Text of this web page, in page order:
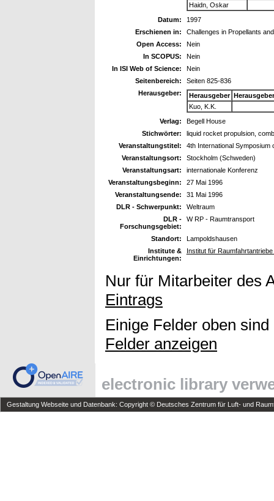
Haidn, Oskar
Datum:
1997
Erschienen in:
Challenges in Propellants
Open Access:
Nein
In SCOPUS:
Nein
In ISI Web of Science:
Nein
Seitenbereich:
Seiten 825-836
Herausgeber:
Herausgeber
Kuo, K.K.
Verlag:
Begell House
Stichwörter:
liquid rocket propulsion,
Veranstaltungstitel:
4th International Symposium
Veranstaltungsort:
Stockholm (Schweden)
Veranstaltungsart:
internationale Konferenz
Veranstaltungsbeginn:
27 Mai 1996
Veranstaltungsende:
31 Mai 1996
DLR - Schwerpunkt:
Weltraum
DLR -
Forschungsgebiet:
W RP - Raumtransport
Standort:
Lampoldshausen
Institute &
Einrichtungen:
Institut für
Nur für Mitarbeiter des
Eintrags
Einige Felder oben
Felder anzeigen
electronic library
Gestaltung Webseite und Datenbank: Copyright © Deutsches Zentrum für Luft- und